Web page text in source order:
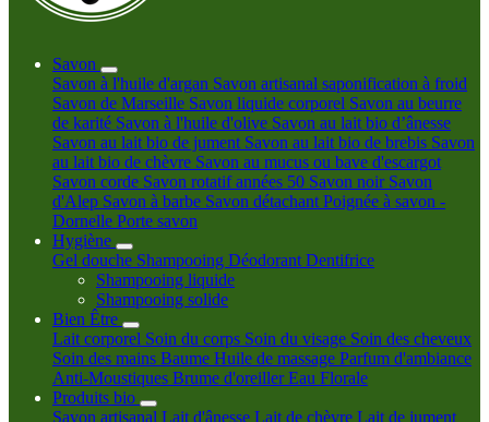
Savon
Savon à l'huile d'argan Savon artisanal saponification à froid
Savon de Marseille Savon liquide corporel Savon au beurre
de karité Savon à l'huile d'olive Savon au lait bio d’ânesse
Savon au lait bio de jument Savon au lait bio de brebis Savon
au lait bio de chèvre Savon au mucus ou bave d'escargot
Savon corde Savon rotatif années 50 Savon noir Savon
d'Alep Savon à barbe Savon détachant Poignée à savon -
Dornelle Porte savon
Hygiène
Gel douche Shampooing Déodorant Dentifrice
Shampooing liquide
Shampooing solide
Bien Être
Lait corporel Soin du corps Soin du visage Soin des cheveux
Soin des mains Baume Huile de massage Parfum d'ambiance
Anti-Moustiques Brume d'oreillerEau Florale
Produits bio
Savon artisanal Lait d'ânesse Lait de chèvre Lait de jument